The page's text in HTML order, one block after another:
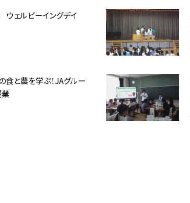
ウェルビーイングデイ
食と農を学ぶ！JAグルー